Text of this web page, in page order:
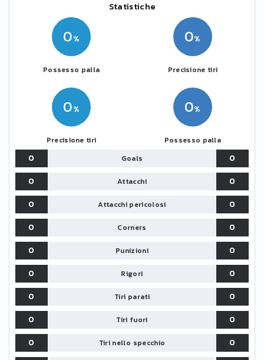
Statistiche
0
Possesso palla
0
Precisione tiri
0
Possesso palla
0
Precisione tiri
0 Goals
0
0
Attacchi
0
0
Attacchi pericolosi
0
0
Corners
0
0
Punizioni
0
0
Rigori
0
0
Tiri parati
0
0
Tiri fuori
0
0
Tiri nello specchio
0